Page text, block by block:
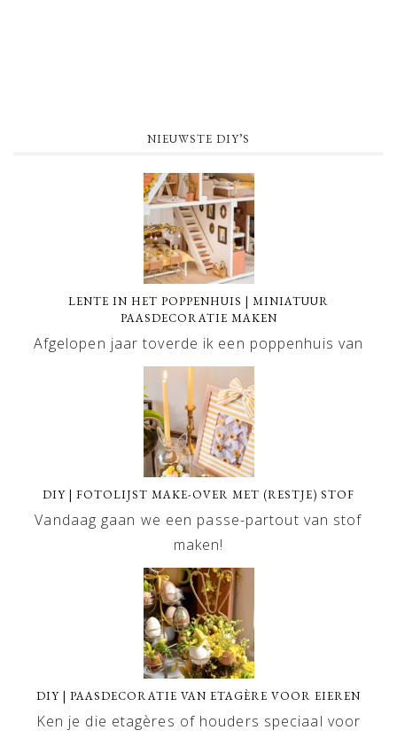
NIEUWSTE DIY’S
LENTE IN HET POPPENHUIS | MINIATUUR
PAASDECORATIE MAKEN
Afgelopen jaar toverde ik een poppenhuis van
DIY | FOTOLIJST MAKE-OVER MET (RESTJE) STOF
Vandaag gaan we een passe-partout van stof
maken!
DIY | PAASDECORATIE VAN ETAGÈRE VOOR EIEREN
Ken je die etagères of houders speciaal voor